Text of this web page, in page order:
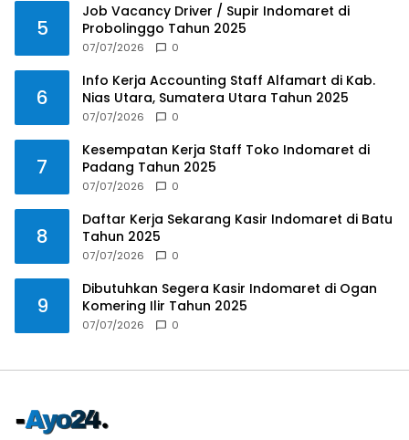
5
Job Vacancy Driver / Supir Indomaret di
Probolinggo Tahun 2025
07/07/2026 0
6
Info Kerja Accounting Staff Alfamart di Kab.
Nias Utara, Sumatera Utara Tahun 2025
07/07/2026 0
7
Kesempatan Kerja Staff Toko Indomaret di
Padang Tahun 2025
07/07/2026 0
8
Daftar Kerja Sekarang Kasir Indomaret di Batu
Tahun 2025
07/07/2026 0
9
Dibutuhkan Segera Kasir Indomaret di Ogan
Komering Ilir Tahun 2025
07/07/2026 0